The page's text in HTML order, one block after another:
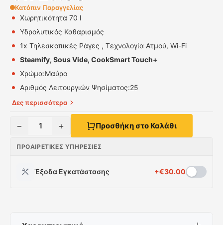
Κατόπιν Παραγγελίας
Χωρητικότητα 70 l
Υδρολυτικός Καθαρισμός
1x Τηλεσκοπικές Ράγες , Τεχνολογία Ατμού, Wi-Fi
Steamify, Sous Vide, CookSmart Touch+
Χρώμα:Μαύρο
Αριθμός Λειτουργιών Ψησίματος:25
Δες περισσότερα
− 1 + Προσθήκη στο Καλάθι
ΠΡΟΑΙΡΕΤΙΚΈΣ ΥΠΗΡΕΣΊΕΣ
Έξοδα Εγκατάστασης +€30.00